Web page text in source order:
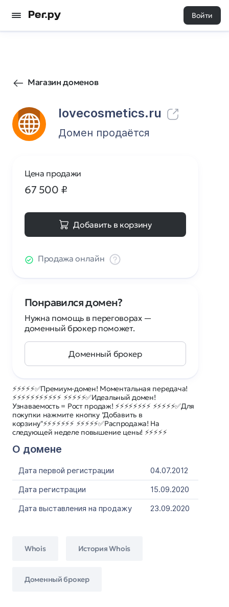
Войти
Магазин доменов
lovecosmetics.ru
449 0
Домен продаётся
⚡⚡⚡⚡⚡✅Премиум-домен! Моментальная передача!
⚡⚡⚡⚡⚡⚡⚡⚡⚡⚡⚡ ⚡⚡⚡⚡⚡✅Идеальный домен!
Узнаваемость = Рост продаж! ⚡⚡⚡⚡⚡⚡⚡⚡ ⚡⚡⚡⚡⚡✅Для
покупки нажмите кнопку "Добавить в
корзину"⚡⚡⚡⚡⚡⚡⚡ ⚡⚡⚡⚡⚡✅Распродажа! На
следующей неделе повышение цены! ⚡⚡⚡⚡⚡
О домене
Дата первой регистрации
04.07.2012
Дата регистрации
15.09.2020
Дата выставления на продажу
23.09.2020
Whois История Whois
Доменный брокер
Цена продажи
67 500 ₽
Добавить в корзину
Продажа онлайн
Понравился домен?
Нужна помощь в переговорах —
доменный брокер поможет.
Доменный брокер